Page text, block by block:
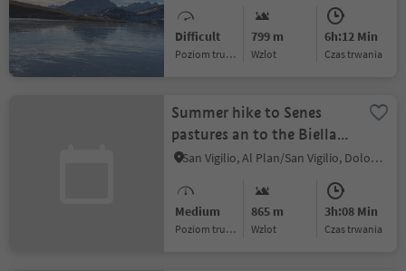
Difficult
Poziom trudności
799 m
Wzlot
6h:12 Min
czas trwania
Summer hike to Senes
pastures an to the Biella
hut
San Vigilio, Al Plan/San Vigilio, Dolomites Region Kronplatz/Plan de Corones
Medium
Poziom trudności
865 m
Wzlot
3h:08 Min
czas trwania